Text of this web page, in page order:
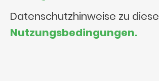
Datenschutzhinweise zu
Nutzungsbedingungen.